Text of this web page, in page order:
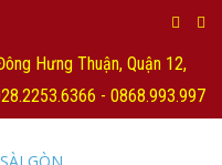
Hưng Thuận, Quận 12,
- 0868.993.997